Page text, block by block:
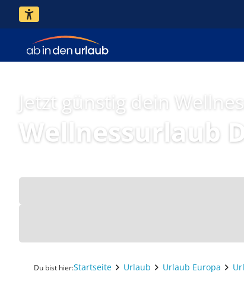
Jetzt günstig dein
Wellnessurlaub
Du bist hier:Startseite Urlaub Urlaub Europa